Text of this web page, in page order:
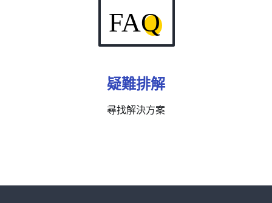
疑難排解
尋找解決方案